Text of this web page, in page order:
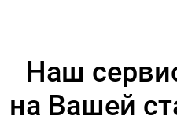
Наш
на Вашей